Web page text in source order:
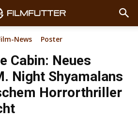
News Poster
Cabin: Neues
Night Shyamalans
Horrorthriller